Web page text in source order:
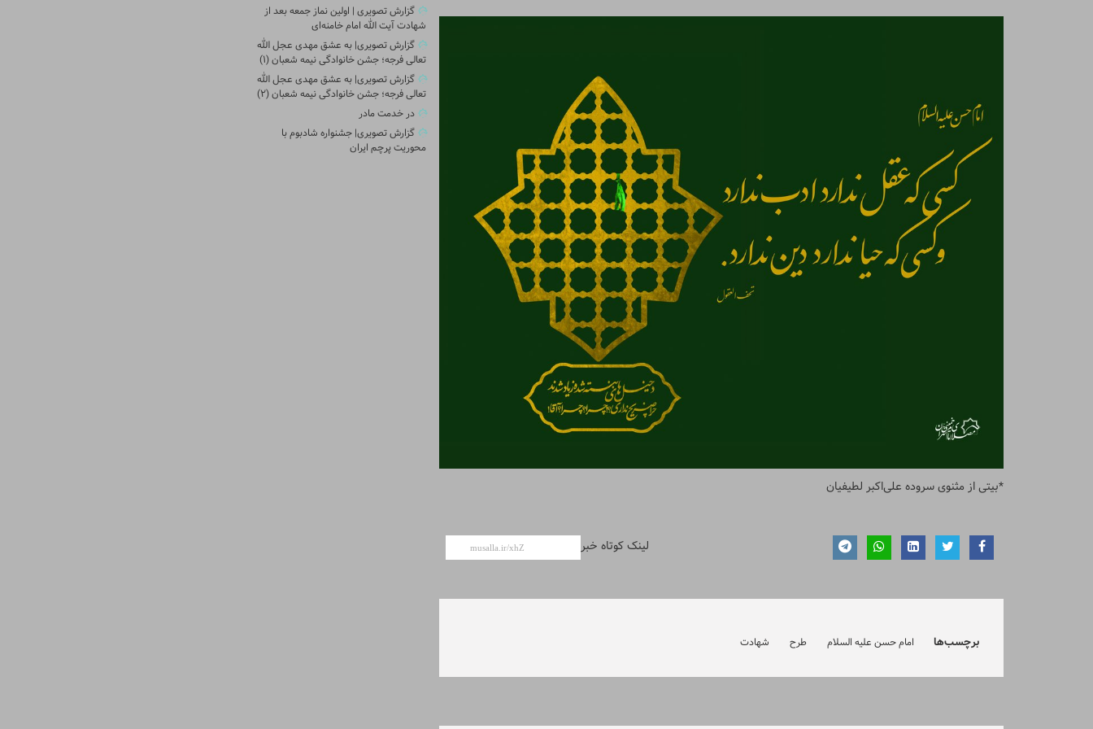
*بیتی از مثنوی سروده علی‌اکبر لطیفیان
لینک کوتاه خبر
برچسب‌ها امام حسن علیه السلام طرح شهادت
گزارش تصویری | اولین نماز جمعه بعد از
شهادت آیت الله امام خامنه‌ای
گزارش تصویری| به عشق مهدی عجل الله
تعالی فرجه؛ جشن خانوادگی نیمه شعبان (۱)
گزارش تصویری| به عشق مهدی عجل الله
تعالی فرجه؛ جشن خانوادگی نیمه شعبان (۲)
در خدمت مادر
گزارش تصویری| جشنواره شادبوم با
محوریت پرچم ایران